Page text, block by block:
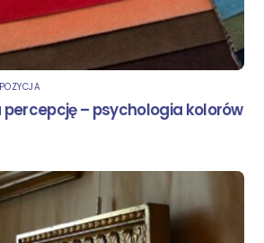
percepcję – psychologia kolorów